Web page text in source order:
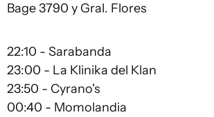
Bage 3790 y Gral. Flores
22:10 - Sarabanda
23:00 - La Klinika del Klan
23:50 - Cyrano's
00:40 - Momolandia